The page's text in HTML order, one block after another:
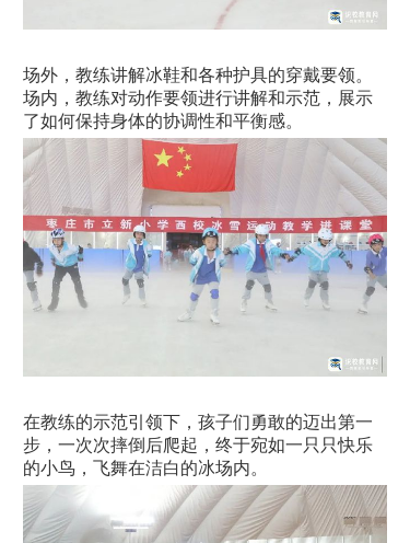
场外，教练讲解冰鞋和各种护具的穿戴要领。
场内，教练对动作要领进行讲解和示范，展示
了如何保持身体的协调性和平衡感。
在教练的示范引领下，孩子们勇敢的迈出第一
步，一次次摔倒后爬起，终于宛如一只只快乐
的小鸟，飞舞在洁白的冰场内。